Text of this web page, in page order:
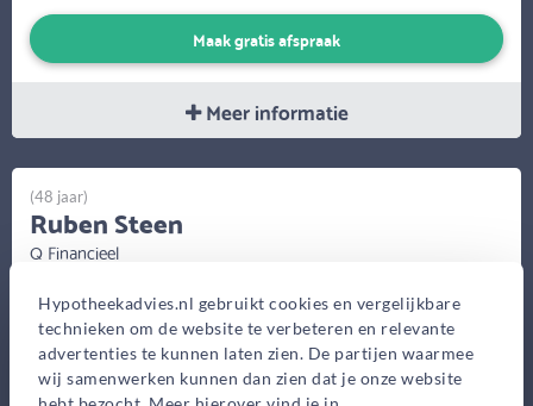
Hypotheekadvies.nl gebruikt cookies en vergelijkbare
technieken om de website te verbeteren en relevante
advertenties te kunnen laten zien. De partijen waarmee
wij samenwerken kunnen dan zien dat je onze website
Maak gratis afspraak
Meer informatie
Bekijk op kaart
(48 jaar)
Ruben Steen
Q Financieel